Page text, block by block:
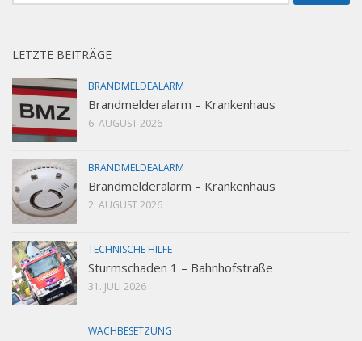
LETZTE BEITRÄGE
BRANDMELDEALARM
Brandmelderalarm – Krankenhaus
6. AUGUST 2026
BRANDMELDEALARM
Brandmelderalarm – Krankenhaus
2. AUGUST 2026
TECHNISCHE HILFE
Sturmschaden 1 – Bahnhofstraße
31. JULI 2026
WACHBESETZUNG